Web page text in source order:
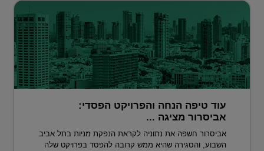
עוד טיפה הנחה והפרויקט הפסדי:
אביסרור מציגה ...
אביסרור חשפה את נתוניה לקראת הנפקת מניות בתל אביב
השבוע, והסגירה שהיא ממש קרובה להפסד בפרויקט שלה